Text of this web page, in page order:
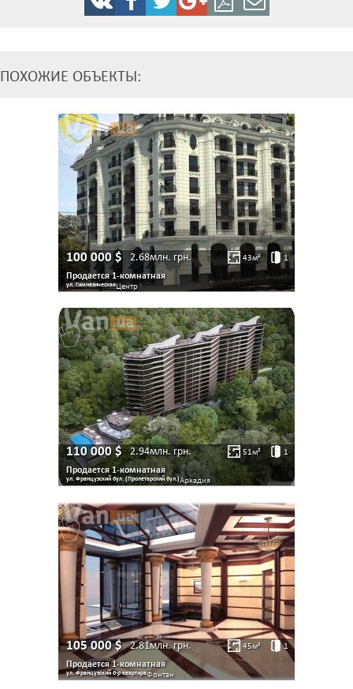
ПОХОЖИЕ ОБЪЕКТЫ:
100 000 $ 2.68млн. грн. 43м² 1
Продается 1-комнатная
ул. ГимназическаяЦентр
110 000$ 2.94млн.грн. 51м² 1
Продается 1-комнатная
ул. Французский бул. (Пролетарский бул.)Аркадия
105 000$ 2.81млн.грн. 45м² 1
Продается 1-комнатная
ул. Французский б-р квартираФонтан